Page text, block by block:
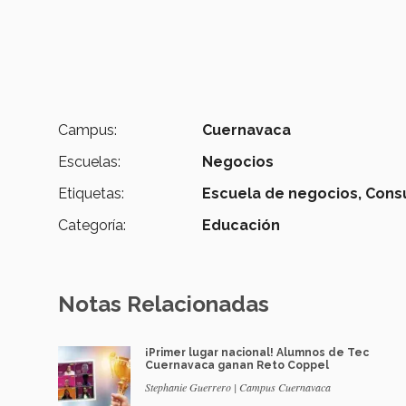
Campus:
Cuernavaca
Escuelas:
Negocios
Etiquetas:
Escuela de negocios,
Categoría:
Educación
Notas Relacionadas
¡Primer lugar nacional! Alumnos de Tec
Cuernavaca ganan Reto Coppel
Stephanie Guerrero | Campus Cuernavaca